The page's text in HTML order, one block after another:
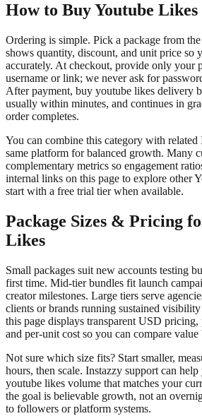
How to Buy Youtube
Ordering is simple. Pick a package from
shows quantity, discount, and unit price so
accurately. At checkout, provide only your
username or link; we never ask for
After payment, buy youtube likes delivery
usually within minutes, and continues in
order completes.
You can combine this category with related
same platform for balanced growth. Many
complementary metrics so engagement
internal links on this page to explore other
start with a free trial tier when available.
Package Sizes & Pricing
Likes
Small packages suit new accounts testing
first time. Mid-tier bundles fit launch
creator milestones. Large tiers serve
clients or brands running sustained
this page displays transparent USD pricing,
and per-unit cost so you can compare
Not sure which size fits? Start smaller,
hours, then scale. Instazzy support can
youtube likes volume that matches your
the goal is believable growth, not an
to followers or platform systems.